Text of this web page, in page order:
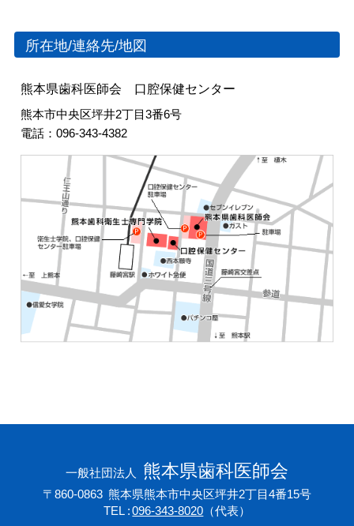
所在地/連絡先/地図
熊本県歯科医師会 口腔保健センター
熊本市中央区坪井2丁目3番6号
電話：096-343-4382
一般社団法人 熊本県歯科医師会
〒860-0863 熊本県熊本市中央区坪井2丁目4番15号
TEL
096-343-8020 （代表）